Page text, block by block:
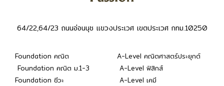
64/22,64/23 ถนนอ่อนนุช แขวงประเวศ เขตประเวศ กทม.10250
Foundation คณิต
Foundation คณิต ม.1-3
Foundation ชีวะ
A-Level คณิตศาสตร์ประยุกต์
A-Level ฟิสิกส์
A-Level เคมี